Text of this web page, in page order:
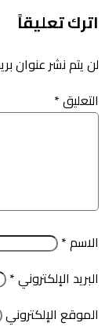
اترك تعليقاً
لن يتم نشر عنوان
التعليق*
الاسم*
البريد الإلكتروني*
الموقع الإلكتروني